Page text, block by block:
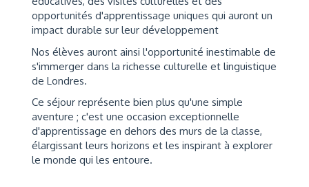
opportunités d'apprentissage uniques qui auront un
impact durable sur leur développement
Nos élèves auront ainsi l'opportunité inestimable de
s'immerger dans la richesse culturelle et linguistique
de Londres.
Ce séjour représente bien plus qu'une simple
aventure ; c'est une occasion exceptionnelle
d'apprentissage en dehors des murs de la classe,
élargissant leurs horizons et les inspirant à explorer
le monde qui les entoure.